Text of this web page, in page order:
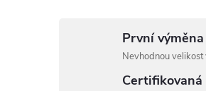
První
Nevhodnou